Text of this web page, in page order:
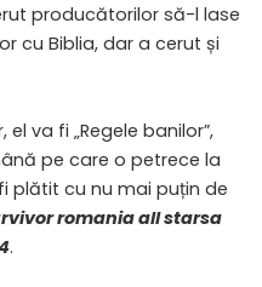
producătorilor să-l lase
cu Biblia, dar a cerut și
va fi „Regele banilor”,
pe care o petrece la
plătit cu nu mai puțin de
romania all starsa
.